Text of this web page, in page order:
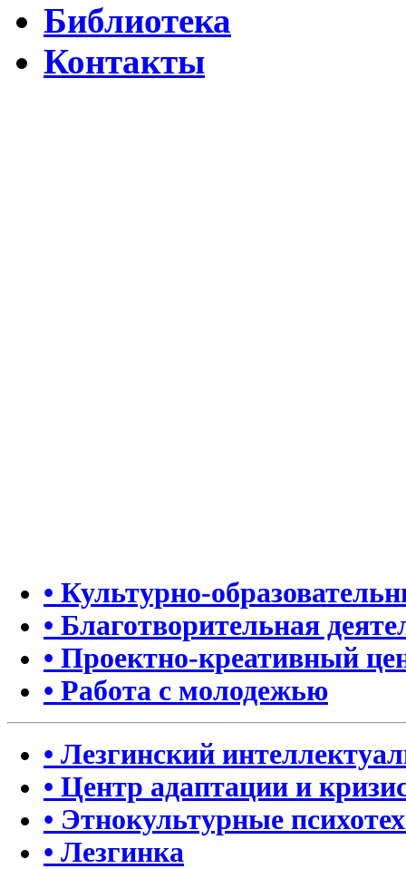
Библиотека
Контакты
• Культурно-
• Благотворительная
• Проектно-креативный
• Работа с молодежью
• Лезгинский
• Центр адаптации и
• Этнокультурные
• Лезгинка